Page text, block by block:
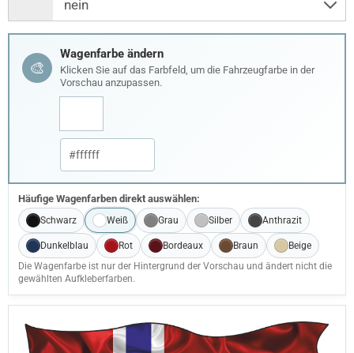
🎨
Wagenfarbe ändern
Klicken Sie auf das Farbfeld, um die Fahrzeugfarbe in der
Vorschau anzupassen.
Häufige Wagenfarben direkt auswählen:
Schwarz Weiß Grau Silber Anthrazit
Dunkelblau Rot Bordeaux Braun
Beige
Die Wagenfarbe ist nur der Hintergrund der Vorschau und ändert nicht die
gewählten Aufkleberfarben.